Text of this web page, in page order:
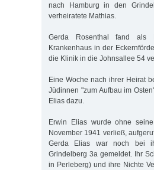
nach Hamburg in den
verheiratete Mathias.
Gerda Rosenthal fand als
Krankenhaus in der
die Klinik in die Johnsallee 54
Eine Woche nach ihrer Heirat
Jüdinnen "zum Aufbau im
Elias dazu.
Erwin Elias wurde ohne
November 1941 verließ,
Gerda Elias war noch bei
Grindelberg 3a gemeldet. Ihr
in Perleberg) und ihre Nichte